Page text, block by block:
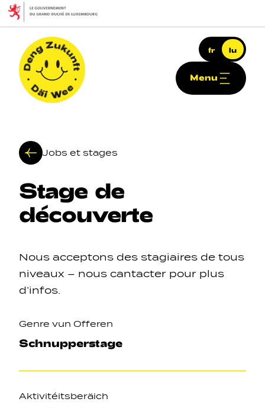
Skip to main content
fr lu
Menu
Haapt-Navigatioun
Sozial Netzwierker
Jobs et stages
Stage de
découverte
Nous acceptons des stagiaires de tous
niveaux – nous cantacter pour plus
d’infos.
Genre vun Offeren
Schnupperstage
Aktivitéitsberäich